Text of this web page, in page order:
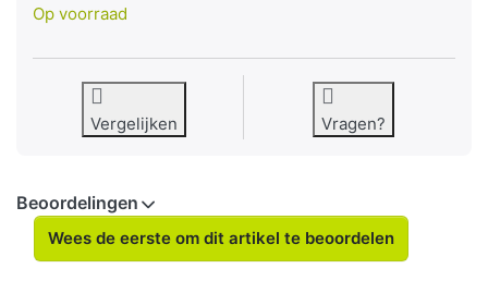
Op voorraad
Vergelijken Vragen?
Beoordelingen
Wees de eerste om dit artikel te beoordelen